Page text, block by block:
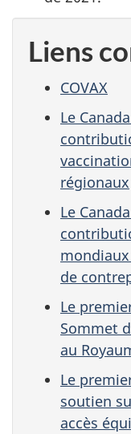
Liens
COVAX
Le
régionaux
Le
de
Le
Sommet
au
Le
soutien
accès